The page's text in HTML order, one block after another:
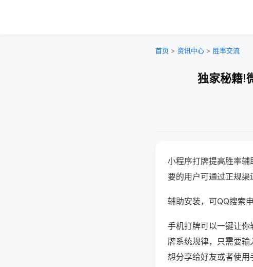
首页 > 资讯中心 > 胜率交流
独家秘籍!
小程序打牌提高胜率辅
要的用户可通过正规渠
辅助安装，可QQ搜索
手机打牌可以一键让你
牌系统规律，只需要
想分享给好友或者使用